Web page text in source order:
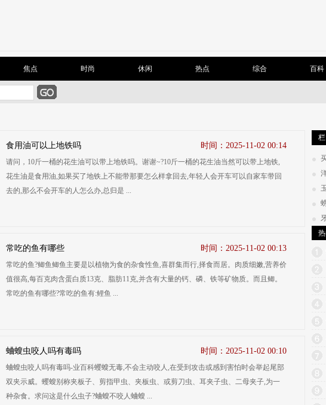
焦点 时尚 休闲 热点 综合 百科
时间：2025-11-02 00:14
食用油可以上地铁吗
请问，10斤一桶的花生油可以带上地铁吗。谢谢~?10斤一桶的花生油当然可以带上地铁,
花生油是食用油,如果买了地铁上不能带那要怎么样拿回去,年轻人会开车可以自家车带回
去的,那么不会开车的人怎么办,总归是 ...
时间：2025-11-02 00:13
常吃的鱼有哪些
常吃的鱼?鲫鱼鲫鱼主要是以植物为食的杂食性鱼,喜群集而行,择食而居。肉质细嫩,营养价
值很高,每百克肉含蛋白质13克、脂肪11克,并含有大量的钙、磷、铁等矿物质。而且鲫。
常吃的鱼有哪些?常吃的鱼有:鲤鱼 ...
时间：2025-11-02 00:10
蛐螋虫咬人吗有毒吗
蛐螋虫咬人吗有毒吗-业百科蠼螋无毒,不会主动咬人,在受到攻击或感到害怕时会举起尾部
双夹示威。蠼螋别称夹板子、剪指甲虫、夹板虫、或剪刀虫、耳夹子虫、二母夹子,为一
种杂食。求问这是什么虫子?蛐螋不咬人蛐螋 ...